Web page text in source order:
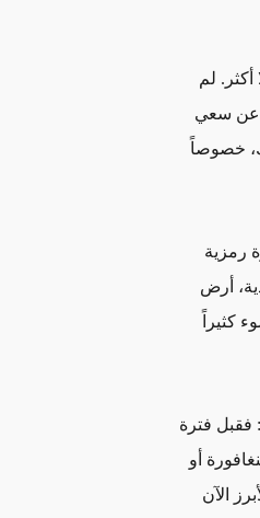
لم
عن سعي
خصوصاً
رمزية
أرض
كثيراً
فقبل فترة
أو
الآن